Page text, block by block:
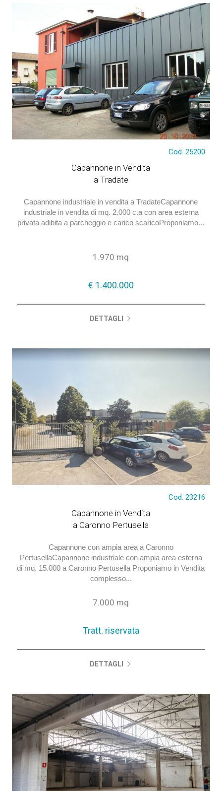
Cod. 25200
Capannone in Vendita
a Tradate
Capannone industriale in vendita a TradateCapannone
industriale in vendita di mq. 2.000 c.a con area esterna
privata adibita a parcheggio e carico scaricoProponiamo...
1.970 mq
€ 1.400.000
DETTAGLI
Cod. 23216
Capannone in Vendita
a Caronno Pertusella
Capannone con ampia area a Caronno
PertusellaCapannone industriale con ampia area esterna
di mq. 15.000 a Caronno Pertusella Proponiamo in Vendita
complesso...
7.000 mq
Tratt. riservata
DETTAGLI